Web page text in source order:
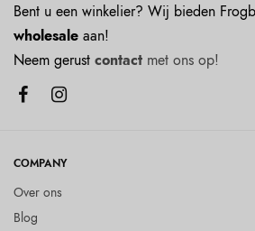
Bent u een winkelier? Wij bieden
wholesale aan!
Neem gerustcontact met ons op!
COMPANY
Over ons
Blog